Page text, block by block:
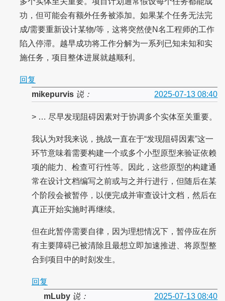
功，但可能会有额外任务被添加。如果某个任务无法完
成/需要重新设计某物/等，这将突然使N名工程师的工作
陷入停滞。越早成功将工作分解为一系列已知未知和实
施任务，项目整体进展就越顺利。
回复
mikepurvis说： 2025-07-13 08:40
> … 尽早发现阻碍因素对于协调多个实体至关重要。
我认为对我来说，挑战一直在于“发现阻碍因素”这一
环节意味着需要构建一个或多个小型原型来验证依赖
项的能力、检查可行性等。因此，这些原型的构建通
常在设计文档编写之前或与之并行进行，但随后在某
个阶段会被暂停，以便完成并审查设计文档，然后在
真正开始实施时再继续。
但在此暂停需要自律，因为理想情况下，暂停应在所
有主要障碍已被清除且最想立即加速推进、将原型整
合到项目中的时刻发生。
回复
mLuby说： 2025-07-13 08:40